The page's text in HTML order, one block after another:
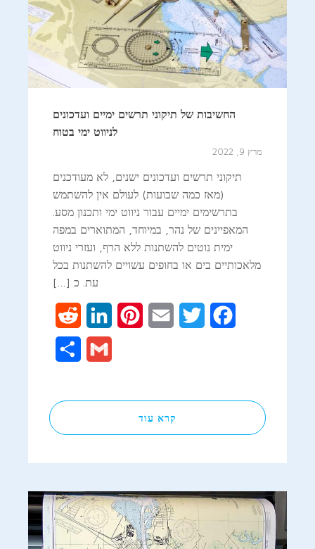
החשיבות של תיקוני תרשים ימיים ועדכונים
לניווט ימי בטוח
מרץ 9, 2022
תיקוני תרשים ועדכונים ישנים, לא מעודכנים
(מאז כמה שבועות) לעולם אין להשתמש
בתרשימים ימיים עבור ניווט ימי ותכנון מסע.
המאפיינים של נהר, במיוחד, המתוארים במפה
ימית נוטים להשתנות ללא הרף, ועזרי ניווט
מלאכותיים בים או בחופים עשויים להשתנות בכל
עת. כ […]
Facebook
Twitter
Email
Pinterest
LinkedIn
Gmail
קרא עוד